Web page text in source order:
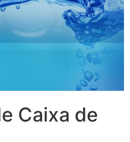
Caixa de